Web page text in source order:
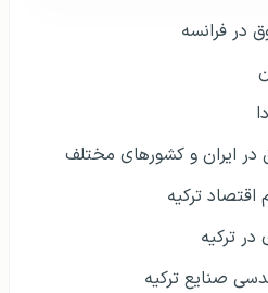
در فرانسه
ایران و کشورهای مختلف
ترکیه
ترکیه
صنایع ترکیه